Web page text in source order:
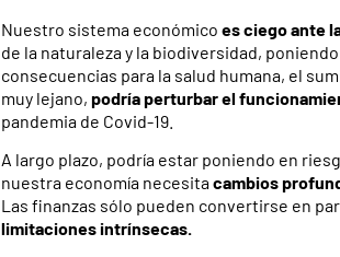
Nuestro sistema económico es ciego ante
de la naturaleza y la biodiversidad,
consecuencias para la salud humana, el
muy lejano, podría perturbar el
pandemia de Covid-19.
A largo plazo, podría estar poniendo en
nuestra economía necesitacambios
Las finanzas sólo pueden convertirse en
limitaciones intrínsecas.